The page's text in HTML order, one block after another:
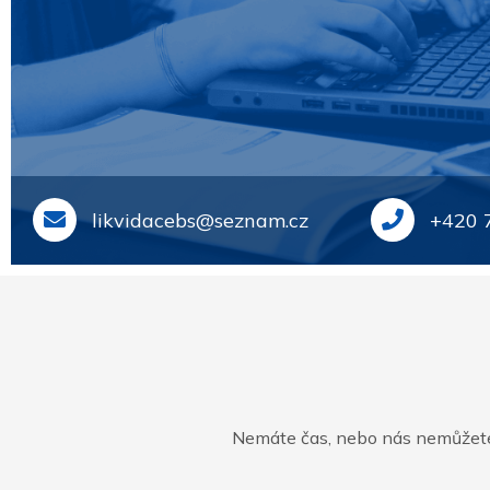
likvidacebs@seznam.cz +420
Nemáte čas, nebo nás